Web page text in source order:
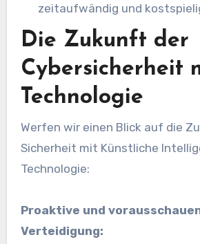
zeitaufwändig und
Die Zukunft der
Cybersicherheit
Technologie
Werfen wir einen Blick auf die
Sicherheit mit Künstliche
Technologie:
Proaktive und
Verteidigung: